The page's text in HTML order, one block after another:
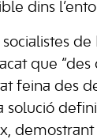
dins
de
que
feina des
solució